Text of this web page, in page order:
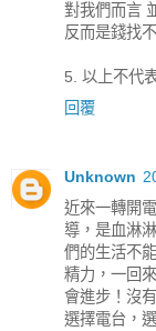
對我們而言
反而是錢找
5. 以上不代
回覆
Unknown
近來一轉開
導，是血淋
們的生活不
精力，一回
會進步！沒
選擇電台，